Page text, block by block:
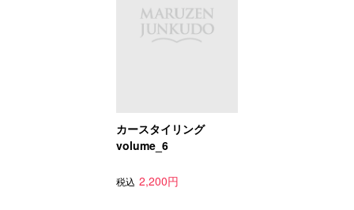
カースタイリング
volume_6
税込 2,200円